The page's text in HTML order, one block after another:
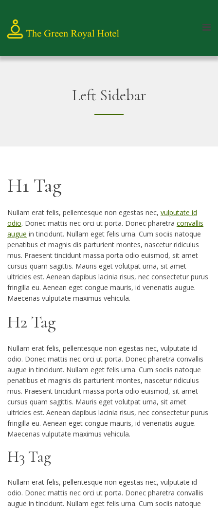
Left Sidebar
H1 Tag
Nullam erat felis, pellentesque non egestas nec, vulputate id
odio. Donec mattis nec orci ut porta. Donec pharetra convallis
augue in tincidunt. Nullam eget felis urna. Cum sociis natoque
penatibus et magnis dis parturient montes, nascetur ridiculus
mus. Praesent tincidunt massa porta odio euismod, sit amet
cursus quam sagittis. Mauris eget volutpat urna, sit amet
ultricies est. Aenean dapibus lacinia risus, nec consectetur purus
fringilla eu. Aenean eget congue mauris, id venenatis augue.
Maecenas vulputate maximus vehicula.
H2 Tag
Nullam erat felis, pellentesque non egestas nec, vulputate id
odio. Donec mattis nec orci ut porta. Donec pharetra convallis
augue in tincidunt. Nullam eget felis urna. Cum sociis natoque
penatibus et magnis dis parturient montes, nascetur ridiculus
mus. Praesent tincidunt massa porta odio euismod, sit amet
cursus quam sagittis. Mauris eget volutpat urna, sit amet
ultricies est. Aenean dapibus lacinia risus, nec consectetur purus
fringilla eu. Aenean eget congue mauris, id venenatis augue.
Maecenas vulputate maximus vehicula.
H3 Tag
Nullam erat felis, pellentesque non egestas nec, vulputate id
odio. Donec mattis nec orci ut porta. Donec pharetra convallis
augue in tincidunt. Nullam eget felis urna. Cum sociis natoque